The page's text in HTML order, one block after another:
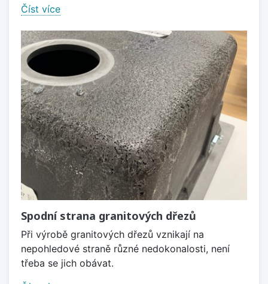
Číst více
Spodní strana granitových dřezů
Při výrobě granitových dřezů vznikají na
nepohledové straně různé nedokonalosti, není
třeba se jich obávat.